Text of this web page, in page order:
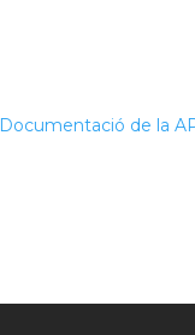
Documentació de la